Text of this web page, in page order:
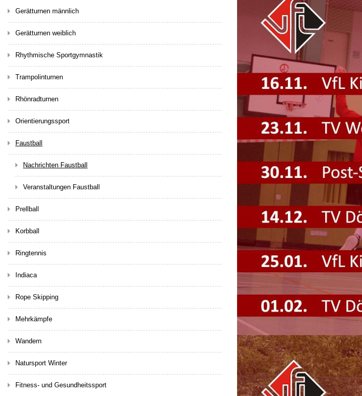
Gerätturnen männlich
Gerätturnen weiblich
Rhythmische Sportgymnastik
Trampolinturnen
Rhönradturnen
Orientierungssport
Faustball
Nachrichten Faustball
Veranstaltungen Faustball
Prellball
Korbball
Ringtennis
Indiaca
Rope Skipping
Mehrkämpfe
Wandern
Natursport Winter
Fitness- und Gesundheitssport